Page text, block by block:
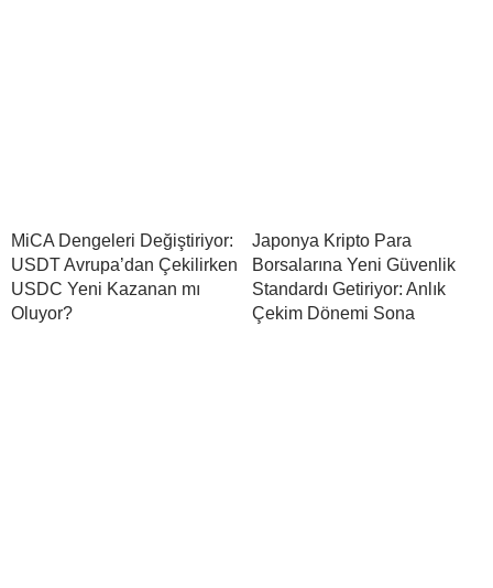
MiCA Dengeleri Değiştiriyor:
USDT Avrupa’dan Çekilirken
USDC Yeni Kazanan mı
Oluyor?
Japonya Kripto Para
Borsalarına Yeni Güvenlik
Standardı Getiriyor: Anlık
Çekim Dönemi Sona